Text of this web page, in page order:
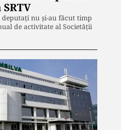
nu și-au făcut timp
de activitate al Societății